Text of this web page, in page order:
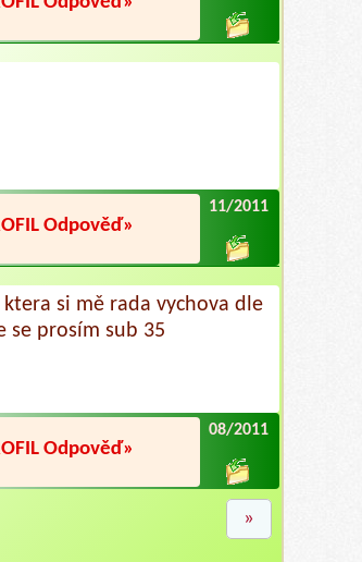
Odpověď»
11/2011
si mě rada vychova dle
se prosím sub 35
Odpověď»
08/2011
»